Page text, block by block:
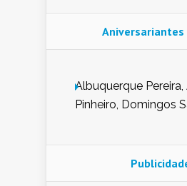
Aniversariantes
Albuquerque Pereira,
Pinheiro, Domingos
Nunes de Sena,
Glória Pereira, Kátia